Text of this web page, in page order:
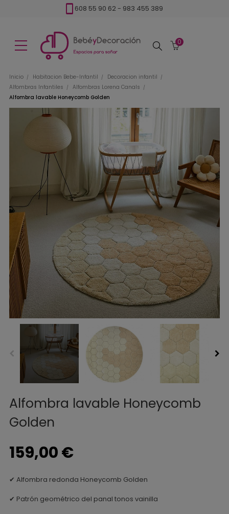
608 55 90 62 - 983 455 389
Buscar
0
Inicio Habitacion Bebe-Infantil
Decoracion infantil
Alfombras Infantiles
Alfombras Lorena Canals
Alfombra lavable Honeycomb Golden
Alfombra lavable Honeycomb
Golden
159,00 €
✔ Alfombra redonda Honeycomb Golden
✔ Patrón geométrico del panal tonos vainilla